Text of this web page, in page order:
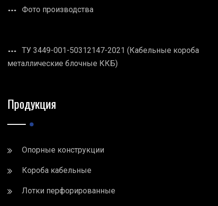
Фото производства
ТУ 3449-001-50312147-2021 (Кабельные короба
металлические блочные ККБ)
Продукция
Опорные конструкции
Короба кабельные
Лотки перфорированные